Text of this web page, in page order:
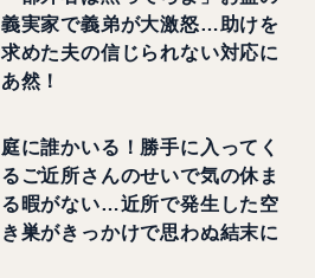
義実家で義弟が大激怒…助けを
求めた夫の信じられない対応に
あ然！
庭に誰かいる！勝手に入ってく
るご近所さんのせいで気の休ま
る暇がない…近所で発生した空
き巣がきっかけで思わぬ結末に